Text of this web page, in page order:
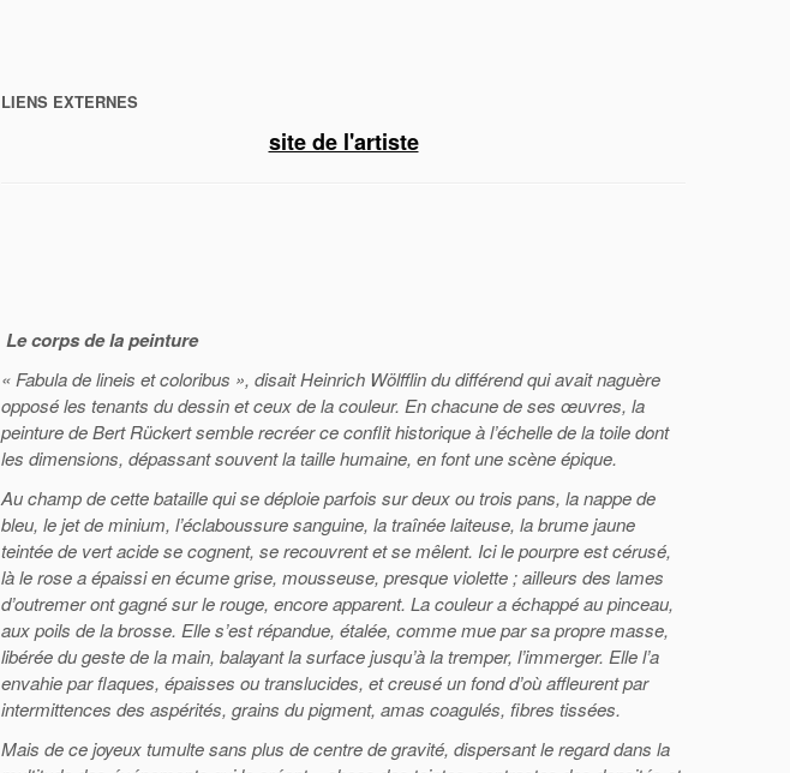
LIENS EXTERNES
site de l'artiste
Le corps de la peinture
« Fabula de lineis et coloribus », disait Heinrich Wölfflin du différend qui avait naguère
opposé les tenants du dessin et ceux de la couleur. En chacune de ses œuvres, la
peinture de Bert Rückert semble recréer ce conflit historique à l’échelle de la toile dont
les dimensions, dépassant souvent la taille humaine, en font une scène épique.
Au champ de cette bataille qui se déploie parfois sur deux ou trois pans, la nappe de
bleu, le jet de minium, l’éclaboussure sanguine, la traînée laiteuse, la brume jaune
teintée de vert acide se cognent, se recouvrent et se mêlent. Ici le pourpre est cérusé,
là le rose a épaissi en écume grise, mousseuse, presque violette ; ailleurs des lames
d’outremer ont gagné sur le rouge, encore apparent. La couleur a échappé au pinceau,
aux poils de la brosse. Elle s’est répandue, étalée, comme mue par sa propre masse,
libérée du geste de la main, balayant la surface jusqu’à la tremper, l’immerger. Elle l’a
envahie par flaques, épaisses ou translucides, et creusé un fond d’où affleurent par
intermittences des aspérités, grains du pigment, amas coagulés, fibres tissées.
Mais de ce joyeux tumulte sans plus de centre de gravité, dispersant le regard dans la